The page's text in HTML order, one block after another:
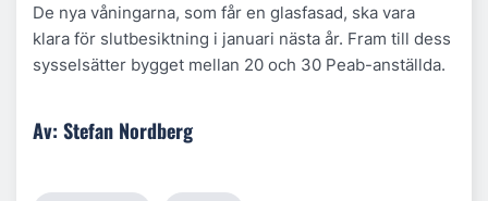
De nya våningarna, som får en glasfasad, ska vara
klara för slutbesiktning i januari nästa år. Fram till dess
sysselsätter bygget mellan 20 och 30 Peab-anställda.
Av: Stefan Nordberg